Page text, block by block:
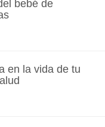
bebé de
en la vida de tu